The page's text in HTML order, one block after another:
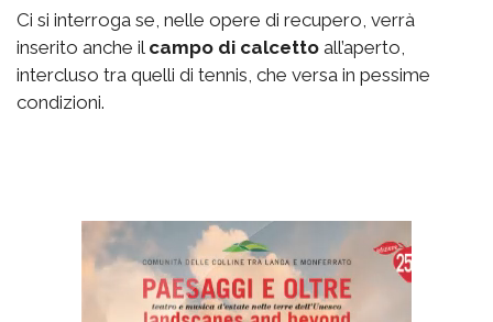
Ci si interroga se, nelle opere di recupero, verrà
inserito anche il campo di calcetto all’aperto,
intercluso tra quelli di tennis, che versa in pessime
condizioni.